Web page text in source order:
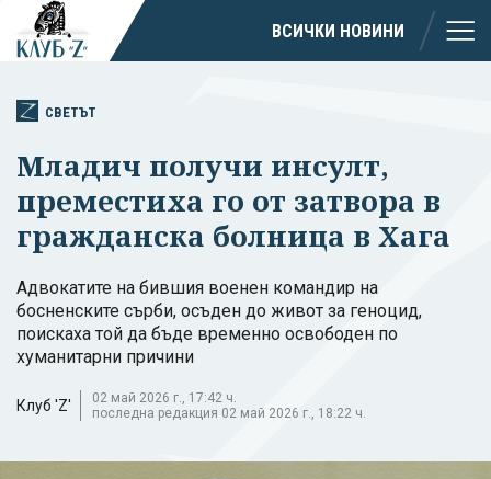
ВСИЧКИ НОВИНИ
СВЕТЪТ
Младич получи инсулт,
преместиха го от затвора в
гражданска болница в Хага
Адвокатите на бившия военен командир на
босненските сърби, осъден до живот за геноцид,
поискаха той да бъде временно освободен по
хуманитарни причини
Клуб 'Z'
02 май 2026 г., 17:42 ч.
последна редакция 02 май 2026 г., 18:22 ч.